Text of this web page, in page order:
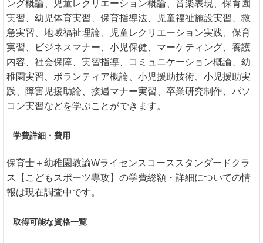
ング概論、児童レクリエーション概論、音楽表現、保育園
実習、幼児体育実習、保育指導法、児童福祉施設実習、救
急実習、地域福祉理論、児童レクリエーション実践、保育
実習、ビジネスマナー、小児保健、マーケティング、養護
内容、社会保障、実習指導、コミュニケーション概論、幼
稚園実習、ボランティア概論、小児援助技術、小児援助実
践、障害児援助論、接遇マナー実習、卒業研究制作、パソ
コン実習などを学ぶことができます。
学費詳細・費用
保育士＋幼稚園教諭Wライセンスコーススタンダードクラ
ス【こどもスポーツ専攻】の学費総額・詳細についての情
報は現在調査中です。
取得可能な資格一覧